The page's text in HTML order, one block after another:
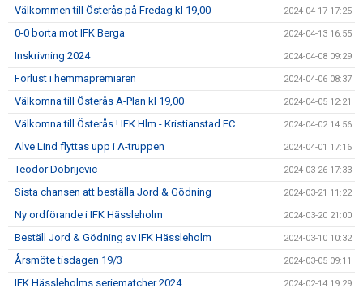
Välkommen till Österås på Fredag kl 19,00 2024-04-17 17:25
0-0 borta mot IFK Berga 2024-04-13 16:55
Inskrivning 2024 2024-04-08 09:29
Förlust i hemmapremiären 2024-04-06 08:37
Välkomna till Österås A-Plan kl 19,00 2024-04-05 12:21
Välkomna till Österås ! IFK Hlm - Kristianstad FC 2024-04-02 14:56
Alve Lind flyttas upp i A-truppen 2024-04-01 17:16
Teodor Dobrijevic 2024-03-26 17:33
Sista chansen att beställa Jord & Gödning 2024-03-21 11:22
Ny ordförande i IFK Hässleholm 2024-03-20 21:00
Beställ Jord & Gödning av IFK Hässleholm 2024-03-10 10:32
Årsmöte tisdagen 19/3 2024-03-05 09:11
IFK Hässleholms seriematcher 2024 2024-02-14 19:29